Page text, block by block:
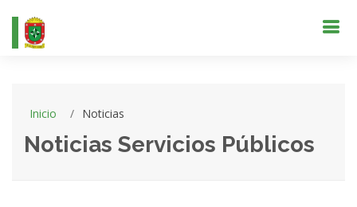
Inicio Noticias
Noticias Servicios Públicos